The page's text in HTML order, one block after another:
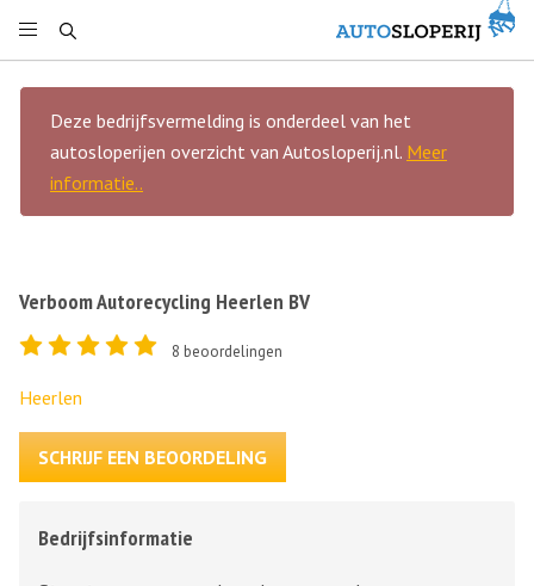
Deze bedrijfsvermelding is onderdeel van het
autosloperijen overzicht van Autosloperij.nl. Meer
informatie..
Verboom Autorecycling Heerlen BV
8 beoordelingen
Heerlen
SCHRIJF EEN BEOORDELING
Bedrijfsinformatie